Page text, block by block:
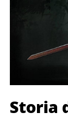
Storia